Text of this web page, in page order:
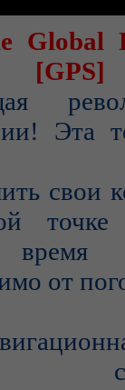
Эта
свои
точке
время
от